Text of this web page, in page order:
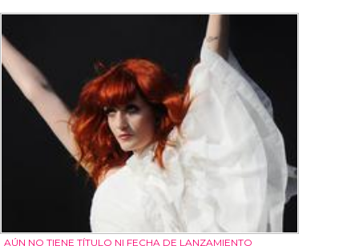
AÚN NO TIENE TÍTULO NI FECHA DE LANZAMIENTO